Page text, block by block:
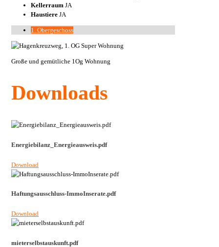
Kellerraum JA
Haustiere JA
1. Obergeschoss
Große und gemütliche 1Og Wohnung
Downloads
Energiebilanz_Energieausweis.pdf
Download
Haftungsausschluss-ImmoInserate.pdf
Download
mieterselbstauskunft.pdf